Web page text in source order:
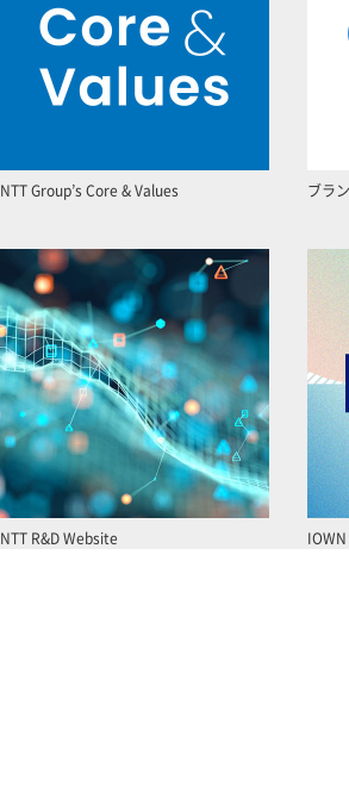
NTT Group’s Core & Values ブラ
NTT R&D Website IOWN